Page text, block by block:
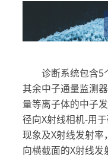
诊断系统包含5
其余中子通量监测
量等离子体的中子
径向X射线相机-用
现象及X射线发射
向横截面的X射线